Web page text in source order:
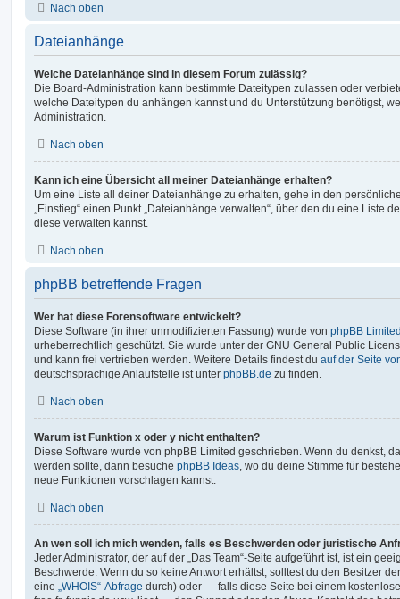
Nach oben
Dateianhänge
Welche Dateianhänge sind in diesem Forum zulässig?
Die Board-Administration kann bestimmte Dateitypen zulassen oder
welche Dateitypen du anhängen kannst und du Unterstützung benötigst,
Administration.
Nach oben
Kann ich eine Übersicht all meiner Dateianhänge erhalten?
Um eine Liste all deiner Dateianhänge zu erhalten, gehe in den
„Einstieg“ einen Punkt „Dateianhänge verwalten“, über den du eine Liste
diese verwalten kannst.
Nach oben
phpBB betreffende Fragen
Wer hat diese Forensoftware entwickelt?
Diese Software (in ihrer unmodifizierten Fassung) wurde von phpBB
urheberrechtlich geschützt. Sie wurde unter der GNU General Public
und kann frei vertrieben werden. Weitere Details findest du auf der Seite
deutschsprachige Anlaufstelle ist unter phpBB.de zu finden.
Nach oben
Warum ist Funktion x oder y nicht enthalten?
Diese Software wurde von phpBB Limited geschrieben. Wenn du denkst,
werden sollte, dann besuche phpBB Ideas , wo du deine Stimme für
neue Funktionen vorschlagen kannst.
Nach oben
An wen soll ich mich wenden, falls es Beschwerden oder juristische
Jeder Administrator, der auf der „Das Team“-Seite aufgeführt ist, ist ein
Beschwerde. Wenn du so keine Antwort erhältst, solltest du den Besitzer
eine „WHOIS“-Abfrage durch) oder — falls diese Seite bei einem